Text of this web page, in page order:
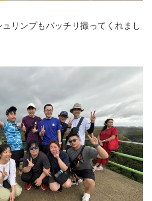
リンプもバッチリ撮ってくれまし